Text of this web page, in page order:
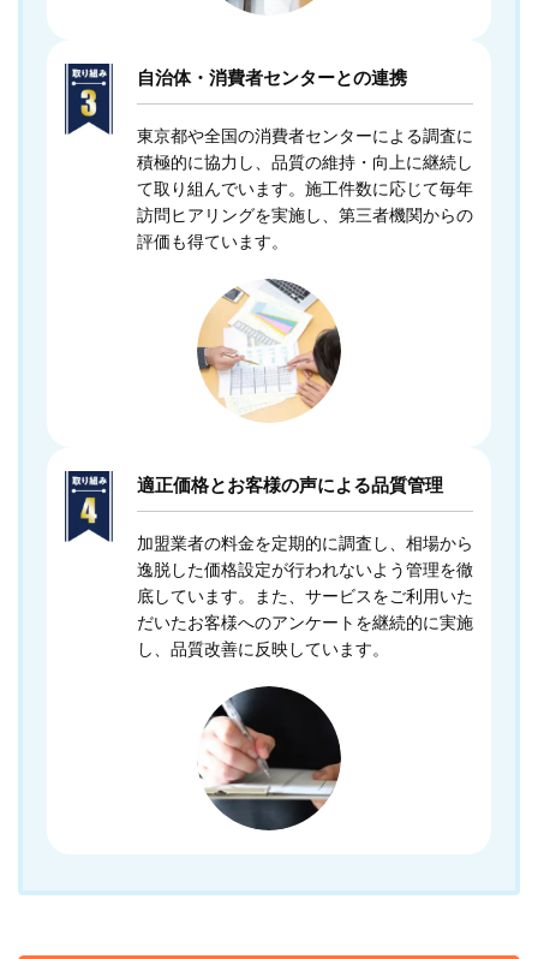
自治体・消費者センターとの連携
東京都や全国の消費者センターによる調査に
積極的に協力し、品質の維持・向上に継続し
て取り組んでいます。施工件数に応じて毎年
訪問ヒアリングを実施し、第三者機関からの
評価も得ています。
適正価格とお客様の声による品質管理
加盟業者の料金を定期的に調査し、相場から
逸脱した価格設定が行われないよう管理を徹
底しています。また、サービスをご利用いた
だいたお客様へのアンケートを継続的に実施
し、品質改善に反映しています。